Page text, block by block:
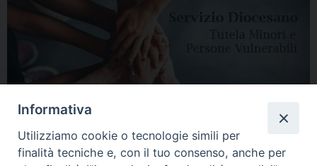
Informativa
Utilizziamo cookie o tecnologie simili per
finalità tecniche e, con il tuo consenso, anche per